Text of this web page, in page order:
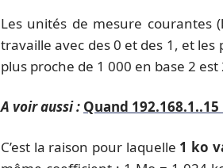
Les unités de mesure courantes
travaille avec des 0 et des 1, et
plus proche de 1 000 en base 2
A voir aussi : Quand
C’est la raison pour laquelle 1 ko